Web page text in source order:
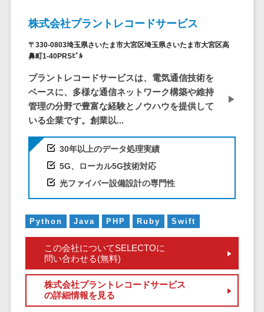
ISMS管理ツール>
リーガルリサーチサービス>
安否確認サービス>
クラウドPBX>
オンラインアシスタント>
会議室予約システム>
販売管理システム
SFAツール>
CRMツール>
遠隔接客ツール>
オンライン商談ツール>
セールスイネーブルメントツール>
名刺管理サービス>
マーケテ
ィング
Webマーケ
インフルエ
ンサーマー
ケティング
マーケティ
ング
SNSマーケ
ティング
ゲーム
ソーシャル
ゲーム
コンシュー
マーゲーム
財務
経費精算シス
Web請求書シ
ステム
帳票発行サー
請求書受領サ
ービス
電子帳簿保存
サービス
予算管理シス
会計ソフト
会計システム
出張管理シス
テム
グサービス
301～500万
株式会社プラントレコードサービス
〒330-0803埼玉県さいたま市大宮区埼玉県さいたま市大宮区高
鼻町1-40PRSﾋﾞﾙ
プラントレコードサービスは、電気通信技術を
ベースに、多様な通信ネットワーク構築や維持
管理の分野で豊富な経験とノウハウを提供して
いる企業です。創業以...
30年以上のデータ処理実績
5G、ローカル5G技術対応
光ファイバー設備設計の専門性
Python Java PHP Ruby Swift
この会社についてSELECTOに
問い合わせる(無料)
株式会社プラントレコードサービス
の詳細情報を見る